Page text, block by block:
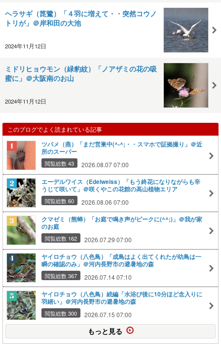
ヘラサギ（箆鷺）「４羽に増えて・・突然コウノ
トリが」＠岸和田の大池
2024年11月12日
ミドリヒョウモン（緑豹紋）「ノアザミの花の吸
蜜に」＠大阪南のお山
2024年11月12日
このブログでよく読まれている記事
ツバメ（燕）「まだ営巣中(^-^;・・スマホで証拠撮り」＠近
所のスーパー
閲覧総数 43 2026.08.07 07:00
エーデルワイス（Edelweiss）「もう終花になりながらも辛
うじて咲いて」＠咲くやこの花館の高山植物エリア
閲覧総数 60 2026.08.06 07:00
クマゼミ（熊蝉）「お庭で鳴き声がピークに(^^;)」＠我が家
のお庭
閲覧総数 162 2026.07.29 07:00
ヤイロチョウ（八色鳥）「成鳥はよく出てくれたが幼鳥は一
瞬の確認のみ」＠河内長野市の避暑地の森
閲覧総数 367 2026.07.14 07:10
ヤイロチョウ（八色鳥）続編「水浴び後に10分ほど念入りに
羽繕い」＠河内長野市の避暑地の森
閲覧総数 300 2026.07.15 07:00
もっと見る